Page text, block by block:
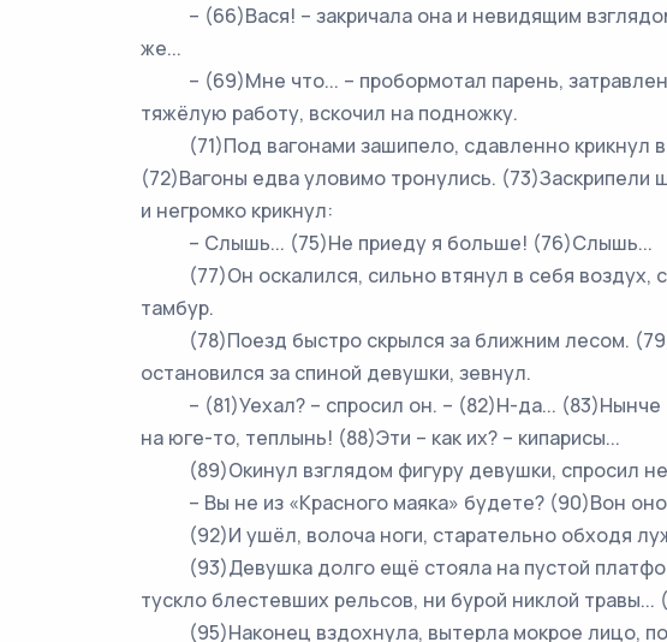
– (66)Вася! – закричала она и невидящим
же...
– (69)Мне что... – пробормотал парень,
тяжёлую работу, вскочил на подножку.
(71)Под вагонами зашипело, сдавленно крикнул
(72)Вагоны едва уловимо тронулись.
и негромко крикнул:
– Слышь... (75)Не приеду я больше! (76)Слышь...
(77)Он оскалился, сильно втянул в себя воздух,
тамбур.
(78)Поезд быстро скрылся за ближним лесом.
остановился за спиной девушки, зевнул.
– (81)Уехал? – спросил он. – (82)Н-да... (83)Нынче
на юге-то, теплынь! (88)Эти – как их? – кипарисы...
(89)Окинул взглядом фигуру девушки, спросил
– Вы не из «Красного маяка» будете? (90)Вон оно
(92)И ушёл, волоча ноги, старательно обходя
(93)Девушка долго ещё стояла на пустой
тускло блестевших рельсов, ни бурой никлой
(95)Наконец вздохнула, вытерла мокрое лицо,